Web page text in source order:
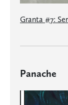
Panache